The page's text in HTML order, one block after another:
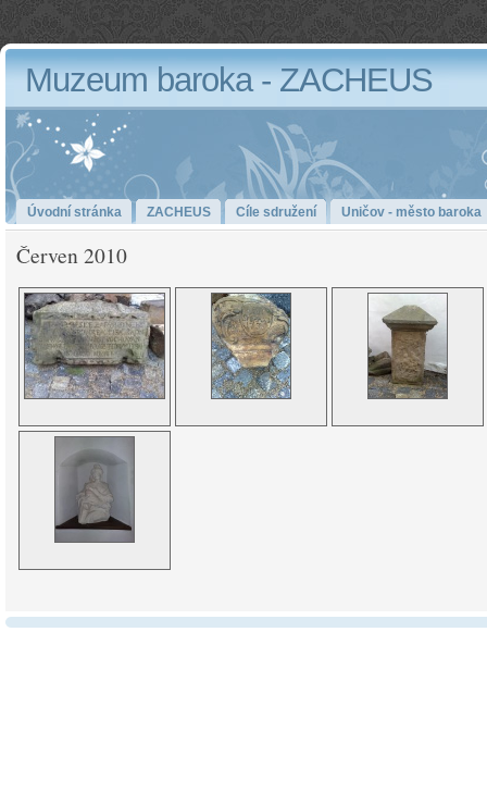
Muzeum baroka - ZACHEUS
Úvodní stránka ZACHEUS Cíle sdružení Uničov - město baroka
Červen 2010